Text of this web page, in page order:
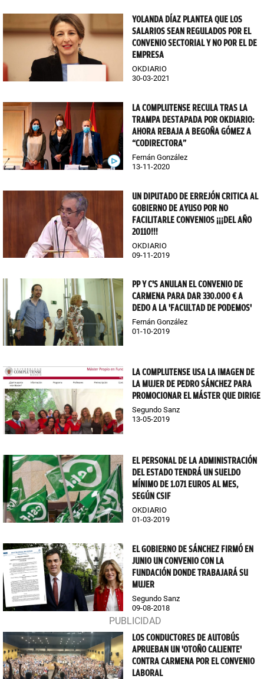
YOLANDA DÍAZ PLANTEA QUE LOS
SALARIOS SEAN REGULADOS POR EL
CONVENIO SECTORIAL Y NO POR EL DE
EMPRESA
OKDIARIO
30-03-2021
LA COMPLUTENSE RECULA TRAS LA
TRAMPA DESTAPADA POR OKDIARIO:
AHORA REBAJA A BEGOÑA GÓMEZ A
“CODIRECTORA”
Fernán González
13-11-2020
UN DIPUTADO DE ERREJÓN CRITICA AL
GOBIERNO DE AYUSO POR NO
FACILITARLE CONVENIOS ¡¡¡DEL AÑO
20110!!!
OKDIARIO
09-11-2019
PP Y C'S ANULAN EL CONVENIO DE
CARMENA PARA DAR 330.000 € A
DEDO A LA 'FACULTAD DE PODEMOS'
Fernán González
01-10-2019
LA COMPLUTENSE USA LA IMAGEN DE
LA MUJER DE PEDRO SÁNCHEZ PARA
PROMOCIONAR EL MÁSTER QUE DIRIGE
Segundo Sanz
13-05-2019
EL PERSONAL DE LA ADMINISTRACIÓN
DEL ESTADO TENDRÁ UN SUELDO
MÍNIMO DE 1.071 EUROS AL MES,
SEGÚN CSIF
OKDIARIO
01-03-2019
EL GOBIERNO DE SÁNCHEZ FIRMÓ EN
JUNIO UN CONVENIO CON LA
FUNDACIÓN DONDE TRABAJARÁ SU
MUJER
Segundo Sanz
09-08-2018
LOS CONDUCTORES DE AUTOBÚS
APRUEBAN UN 'OTOÑO CALIENTE'
CONTRA CARMENA POR EL CONVENIO
LABORAL